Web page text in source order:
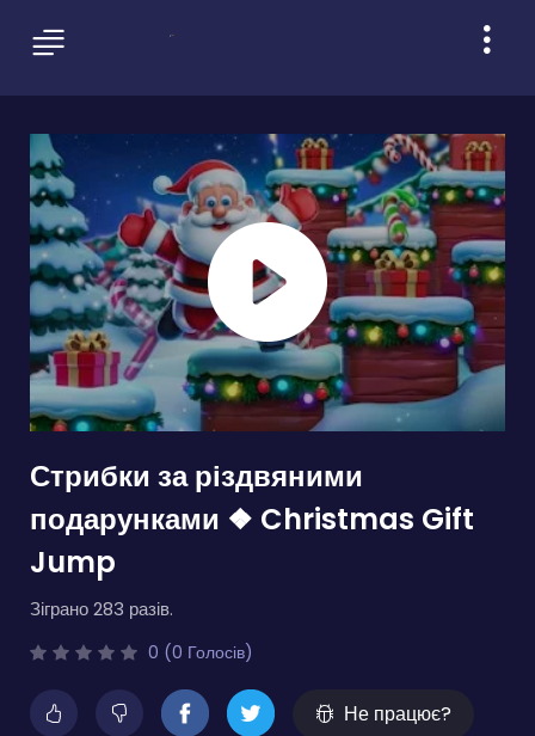
Стрибки за різдвяними
подарунками ❖ Christmas Gift
Jump
Зіграно 283 разів.
0 (0 Голосів)
Не працює?